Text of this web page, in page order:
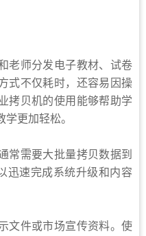
老师分发电子教材、试卷
式不仅耗时，还容易因操
拷贝机的使用能够帮助学
更加轻松。
常需要大批量拷贝数据到
迅速完成系统升级和内容
文件或市场宣传资料。使